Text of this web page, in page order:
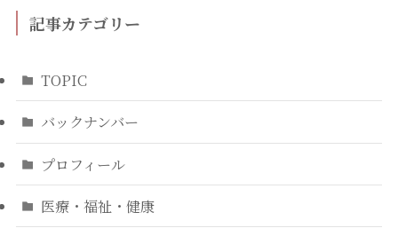
記事カテゴリー
TOPIC
バックナンバー
プロフィール
医療・福祉・健康